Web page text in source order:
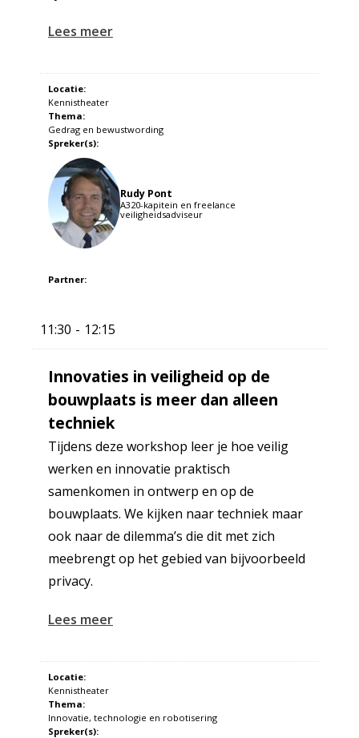
Lees meer
Locatie:
Kennistheater
Thema:
Gedrag en bewustwording
Spreker(s):
Rudy Pont
A320-kapitein en freelance
veiligheidsadviseur
Partner:
11:30 12:15
Innovaties in veiligheid op de
bouwplaats is meer dan alleen
techniek
Tijdens deze workshop leer je hoe veilig
werken en innovatie praktisch
samenkomen in ontwerp en op de
bouwplaats. We kijken naar techniek maar
ook naar de dilemma’s die dit met zich
meebrengt op het gebied van bijvoorbeeld
privacy.
Lees meer
Locatie:
Kennistheater
Thema:
Innovatie, technologie en robotisering
Spreker(s):